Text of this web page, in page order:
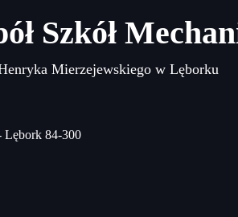
Szkół
Mierzejewskiego w Lęborku
Lębork 84-300